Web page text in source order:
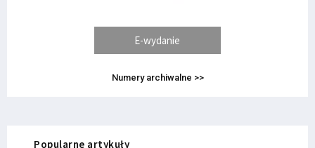
E-wydanie
Numery archiwalne >>
Popularne artykuły